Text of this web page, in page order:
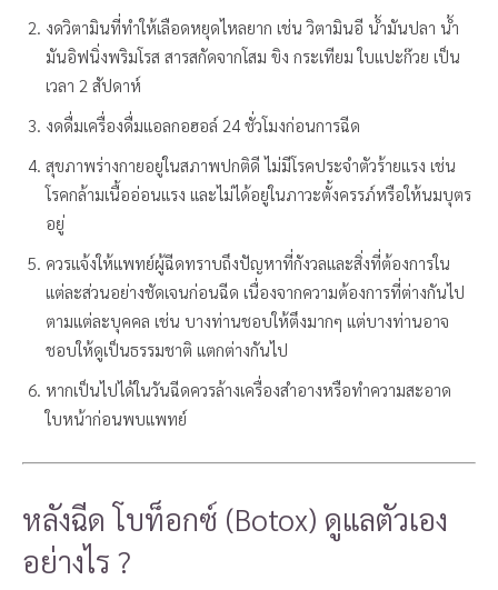
งดวิตามินที่ทำให้เลือดหยุดไหลยาก เช่น วิตามินอี น้ำมันปลา น้ำ
มันอิฟนิ่งพริมโรส สารสกัดจากโสม ขิง กระเทียม ใบแปะก๊วย เป็น
เวลา 2 สัปดาห์
งดดื่มเครื่องดื่มแอลกอฮอล์ 24 ชั่วโมงก่อนการฉีด
สุขภาพร่างกายอยู่ในสภาพปกติดี ไม่มีโรคประจำตัวร้ายแรง เช่น
โรคกล้ามเนื้ออ่อนแรง และไม่ได้อยู่ในภาวะตั้งครรภ์หรือให้นมบุตร
อยู่
ควรแจ้งให้แพทย์ผู้ฉีดทราบถึงปัญหาที่กังวลและสิ่งที่ต้องการใน
แต่ละส่วนอย่างชัดเจนก่อนฉีด เนื่องจากความต้องการที่ต่างกันไป
ตามแต่ละบุคคล เช่น บางท่านชอบให้ตึงมากๆ แต่บางท่านอาจ
ชอบให้ดูเป็นธรรมชาติ แตกต่างกันไป
หากเป็นไปได้ในวันฉีดควรล้างเครื่องสำอางหรือทำความสะอาด
ใบหน้าก่อนพบแพทย์
หลังฉีด โบท็อกซ์ (Botox) ดูแลตัวเอง
อย่างไร ?